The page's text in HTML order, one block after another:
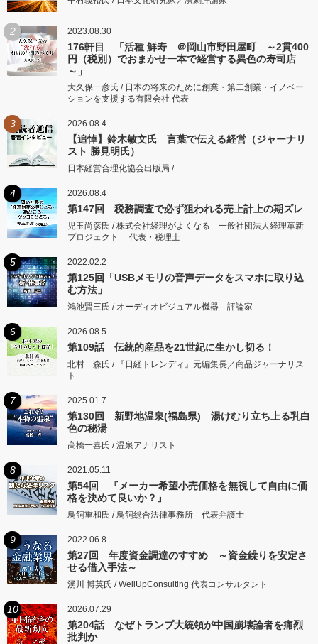
2 2023.08.30
176軒目 「活種 鮮寿 ＠岡山市野田屋町 ～2貫400
円（税別）でおまかせ一本で経営する異色の寿司店
～」
大久保一彦氏 / 日本の将来のために創業・第二創業・イノベー
ションを支援する有限会社 代表
3 2026.08.4
【追悼】鈴木敏文氏 言葉で伝える経営（ジャーナリ
スト 勝見明氏）
日本経営合理化協会出版局 /
4 2026.08.4
第147回 税務調査で必ず狙われる売上計上の期ズレ
児玉尚彦氏 / 株式会社経理がよくなる 一般社団法人経理革新
プロジェクト 代表・税理士
5 2022.02.2
第125回「USBメモリの音声データをスマホに取り込
む方法」
鴻池賢三氏 / オーディオビジュアル機器 評論家
6 2026.08.5
第109話 伝統的産品を21世紀に生かし切る！
北村 森氏 / 『日経トレンディ』元編集長／商品ジャーナリス
ト
7 2025.01.7
第130回 新野地温泉(福島県) 湯けむり立ち上る乳白
色の秘湯
高橋一喜氏 / 温泉アナリスト
8 2021.05.11
第54回 『メーカー希望小売価格を無視して自由に価
格を決めて良いか？』
鳥飼重和氏 / 鳥飼総合法律事務所 代表弁護士
9 2022.06.8
第27回 年度資金調達のすすめ ～資金繰りを安定さ
せる借入手法～
湧川 博英氏 / WellUpConsulting 代表コンサルタント
10 2026.07.29
第204話 なぜトランプ大統領が中国崩壊論者を痛烈
批判か